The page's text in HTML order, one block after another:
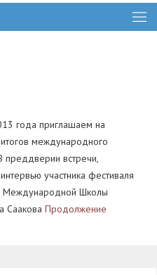
года приглашаем на
международного
преддверии встречи,
участника фестиваля
Международной Школы
Саакова Продолжение